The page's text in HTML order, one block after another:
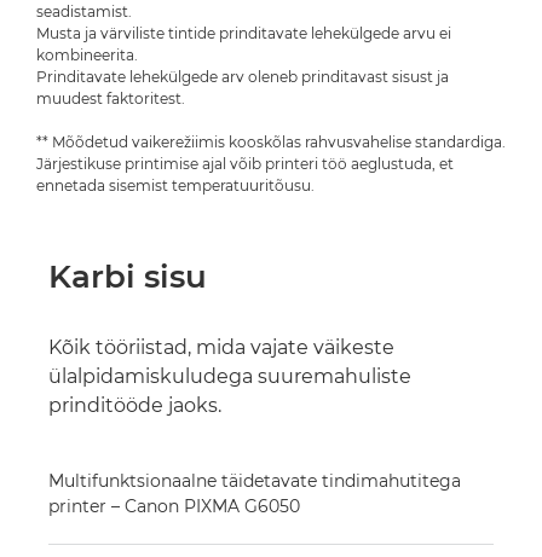
seadistamist.
Musta ja värviliste tintide prinditavate lehekülgede arvu ei
kombineerita.
Prinditavate lehekülgede arv oleneb prinditavast sisust ja
muudest faktoritest.
** Mõõdetud vaikerežiimis kooskõlas rahvusvahelise standardiga.
Järjestikuse printimise ajal võib printeri töö aeglustuda, et
ennetada sisemist temperatuuritõusu.
Karbi sisu
Kõik tööriistad, mida vajate väikeste
ülalpidamiskuludega suuremahuliste
prinditööde jaoks.
Multifunktsionaalne täidetavate tindimahutitega
printer – Canon PIXMA G6050